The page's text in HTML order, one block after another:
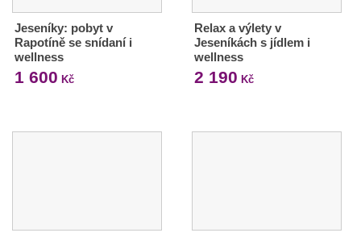
Jeseníky: pobyt v
Rapotíně se snídaní i
wellness
1 600 Kč
Relax a výlety v
Jeseníkách s jídlem i
wellness
2 190 Kč